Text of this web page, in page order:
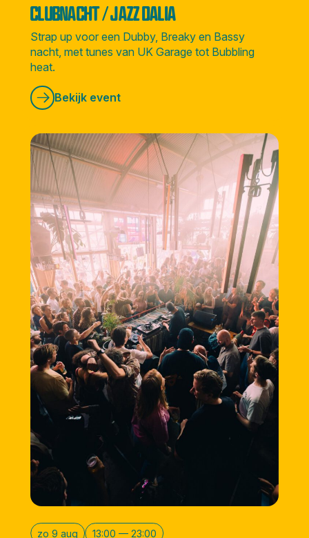
CLUBNACHT / JAZZ DALIA
Strap up voor een Dubby, Breaky en Bassy
nacht, met tunes van UK Garage tot Bubbling
heat.
Bekijk event
zo 9 aug 13:00 — 23:00